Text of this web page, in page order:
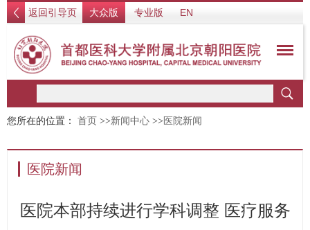
返回引导页 大众版 专业版 EN
您所在的位置： 首页 >>新闻中心 >> 医院新闻
医院新闻
医院本部持续进行学科调整 医疗服务